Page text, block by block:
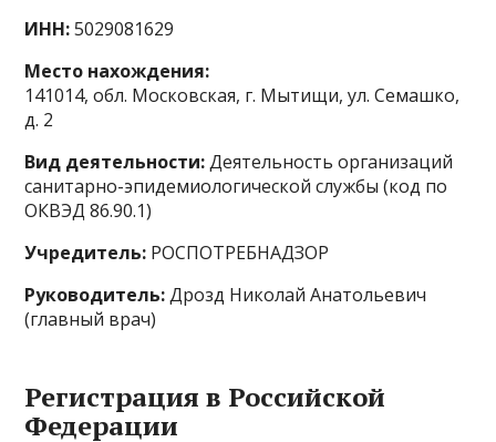
ИНН:5029081629
Место нахождения:
141014, обл. Московская, г. Мытищи, ул. Семашко,
д. 2
Вид деятельности:Деятельность организаций
санитарно-эпидемиологической службы (код по
ОКВЭД 86.90.1)
Учредитель: РОСПОТРЕБНАДЗОР
Руководитель:Дрозд Николай Анатольевич
(главный врач)
Регистрация в Российской
Федерации